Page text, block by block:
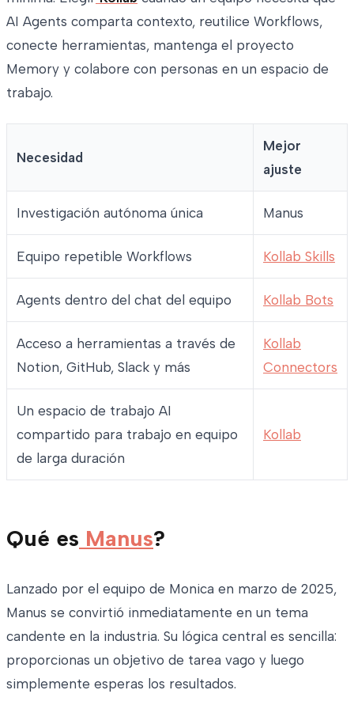
AI Agents comparta contexto, reutilice Workflows,
conecte herramientas, mantenga el proyecto
Memory y colabore con personas en un espacio de
trabajo.
Necesidad
Mejor
ajuste
Investigación autónoma única Manus
Equipo repetible Workflows Kollab Skills
Agents dentro del chat del equipo Kollab Bots
Acceso a herramientas a través de
Notion, GitHub, Slack y más
Kollab
Connectors
Un espacio de trabajo AI
compartido para trabajo en equipo
de larga duración
Kollab
Qué es Manus?
Lanzado por el equipo de Monica en marzo de 2025,
Manus se convirtió inmediatamente en un tema
candente en la industria. Su lógica central es sencilla:
proporcionas un objetivo de tarea vago y luego
simplemente esperas los resultados.